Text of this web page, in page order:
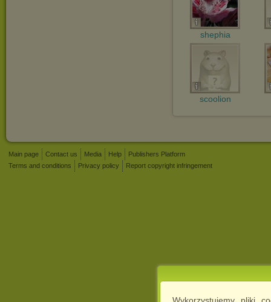
shephia
scoolion
Main page Contact us Media Help
Publishers Platform
Terms and conditions
Privacy policy Report copyright infringement